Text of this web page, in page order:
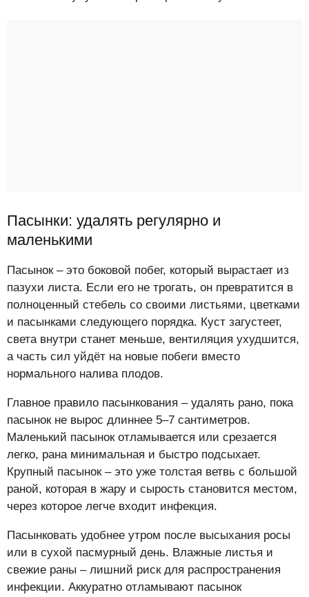
Пасынки: удалять регулярно и
маленькими
Пасынок – это боковой побег, который вырастает из
пазухи листа. Если его не трогать, он превратится в
полноценный стебель со своими листьями, цветками
и пасынками следующего порядка. Куст загустеет,
света внутри станет меньше, вентиляция ухудшится,
а часть сил уйдёт на новые побеги вместо
нормального налива плодов.
Главное правило пасынкования – удалять рано, пока
пасынок не вырос длиннее 5–7 сантиметров.
Маленький пасынок отламывается или срезается
легко, рана минимальная и быстро подсыхает.
Крупный пасынок – это уже толстая ветвь с большой
раной, которая в жару и сырость становится местом,
через которое легче входит инфекция.
Пасынковать удобнее утром после высыхания росы
или в сухой пасмурный день. Влажные листья и
свежие раны – лишний риск для распространения
инфекции. Аккуратно отламывают пасынок